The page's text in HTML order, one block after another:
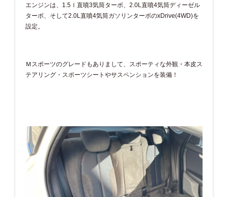
エンジンは、1.5ｌ直噴3気筒ターボ、2.0L直噴4気筒ディーゼル
ターボ、そして2.0L直噴4気筒ガソリンターボのxDrive(4WD)を
設定。
Ｍスポーツのグレードもありまして、スポーティな外観・本皮ス
テアリング・スポーツシートやサスペンションを装備！